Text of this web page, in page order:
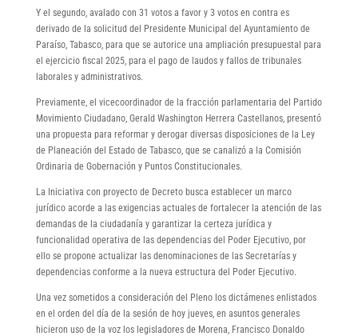
Y el segundo, avalado con 31 votos a favor y 3 votos en contra es
derivado de la solicitud del Presidente Municipal del Ayuntamiento de
Paraíso, Tabasco, para que se autorice una ampliación presupuestal para
el ejercicio fiscal 2025, para el pago de laudos y fallos de tribunales
laborales y administrativos.
Previamente, el vicecoordinador de la fracción parlamentaria del Partido
Movimiento Ciudadano, Gerald Washington Herrera Castellanos, presentó
una propuesta para reformar y derogar diversas disposiciones de la Ley
de Planeación del Estado de Tabasco, que se canalizó a la Comisión
Ordinaria de Gobernación y Puntos Constitucionales.
La Iniciativa con proyecto de Decreto busca establecer un marco
jurídico acorde a las exigencias actuales de fortalecer la atención de las
demandas de la ciudadanía y garantizar la certeza jurídica y
funcionalidad operativa de las dependencias del Poder Ejecutivo, por
ello se propone actualizar las denominaciones de las Secretarías y
dependencias conforme a la nueva estructura del Poder Ejecutivo.
Una vez sometidos a consideración del Pleno los dictámenes enlistados
en el orden del día de la sesión de hoy jueves, en asuntos generales
hicieron uso de la voz los legisladores de Morena, Francisco Donaldo